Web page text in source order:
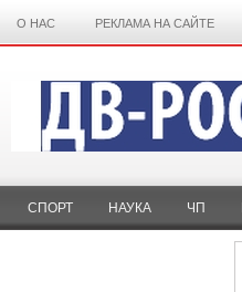
О НАС РЕКЛАМА НА САЙТЕ
СПОРТ НАУКА ЧП